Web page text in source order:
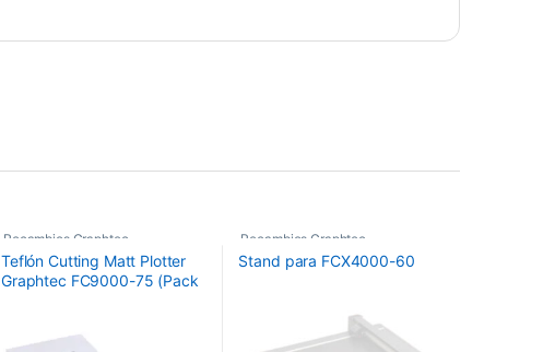
Recambios Graphtec
Teflón Cutting Matt Plotter
Graphtec FC9000-75 (Pack
Recambios Graphtec
Stand para FCX4000-60